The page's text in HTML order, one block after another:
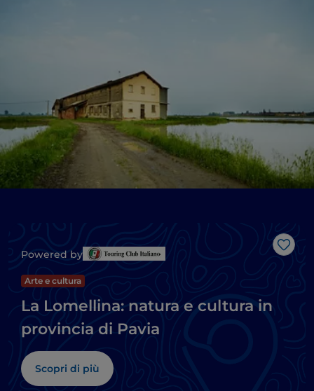
Like
Powered by
Arte e cultura
La Lomellina: natura e cultura in
provincia di Pavia
Scopri di più